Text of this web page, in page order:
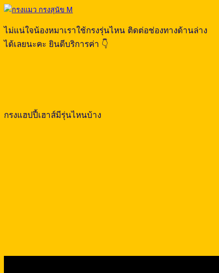
ไม่แน่ใจน้องหมาเราใช้กรงรุ่นไหน ติดต่อช่องทางด้านล่าง
ได้เลยนะคะ ยินดีบริการค่า 👇
กรงแฮปปี้เฮาส์มีรุ่นไหนบ้าง